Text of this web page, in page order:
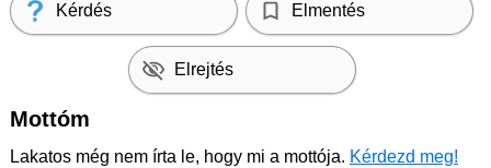
Kérdés Elmentés
Elrejtés
Mottóm
Lakatos még nem írta le, hogy mi a mottója. Kérdezd meg!